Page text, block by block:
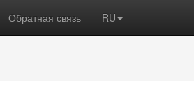
Обратная связь RU